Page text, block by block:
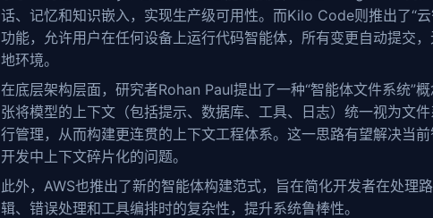
话、记忆和知识嵌入，实现生产级可用性。而Kilo Code则推出了“云
功能，允许用户在任何设备上运行代码智能体，所有变更自动提交
地环境。
在底层架构层面，研究者Rohan Paul提出了一种“智能体文件系统”
张将模型的上下文（包括提示、数据库、工具、日志）统一视为文
行管理，从而构建更连贯的上下文工程体系。这一思路有望解决当
开发中上下文碎片化的问题。
此外，AWS也推出了新的智能体构建范式，旨在简化开发者在处理
辑、错误处理和工具编排时的复杂性，提升系统鲁棒性。